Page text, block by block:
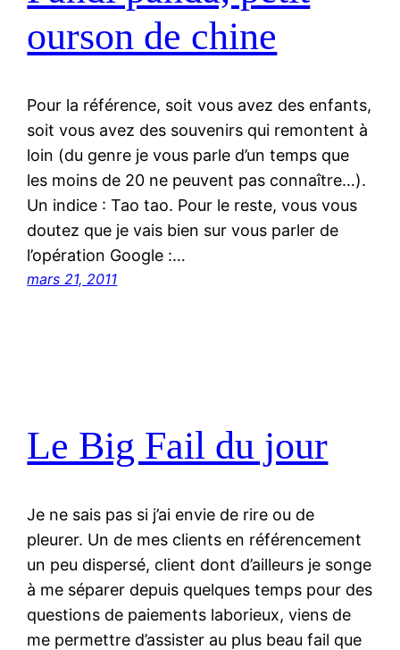
ourson de chine
Pour la référence, soit vous avez des enfants,
soit vous avez des souvenirs qui remontent à
loin (du genre je vous parle d’un temps que
les moins de 20 ne peuvent pas connaître…).
Un indice : Tao tao. Pour le reste, vous vous
doutez que je vais bien sur vous parler de
l’opération Google :…
mars 21, 2011
Le Big Fail du jour
Je ne sais pas si j’ai envie de rire ou de
pleurer. Un de mes clients en référencement
un peu dispersé, client dont d’ailleurs je songe
à me séparer depuis quelques temps pour des
questions de paiements laborieux, viens de
me permettre d’assister au plus beau fail que